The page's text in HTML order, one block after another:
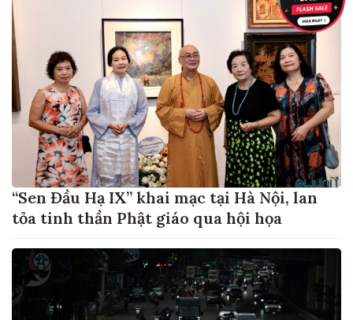
“Sen Đầu Hạ IX” khai mạc tại Hà Nội, lan
tỏa tinh thần Phật giáo qua hội họa